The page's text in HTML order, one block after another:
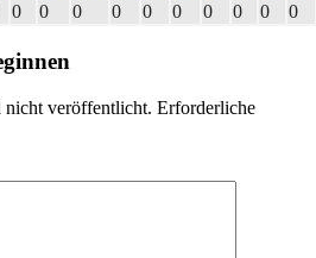
0 0 0 0 0 0 0 0 0 0
veröffentlicht. Erforderliche